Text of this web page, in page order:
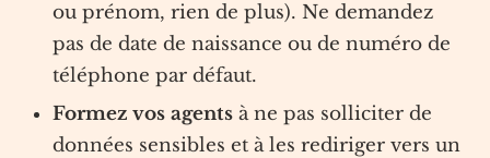
ou prénom, rien de plus). Ne demandez
pas de date de naissance ou de numéro de
téléphone par défaut.
Formez vos agents à ne pas solliciter de
données sensibles et à les rediriger vers un